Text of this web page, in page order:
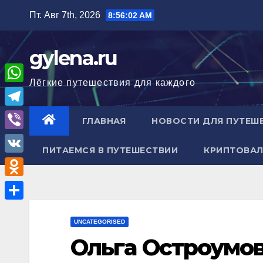
содержимому
Пт. Авг 7th, 2026 8:56:03 AM
gylena.ru
Лёгкие путешествия для каждого
ГЛАВНАЯ НОВОСТИ ДЛЯ
ПИТАЕМСЯ В ПУТЕШЕСТВИИ
UNCATEGORISED
Ольга
W
h
a
A
T
e
l
e
g
V
i
b
e
V
K
O